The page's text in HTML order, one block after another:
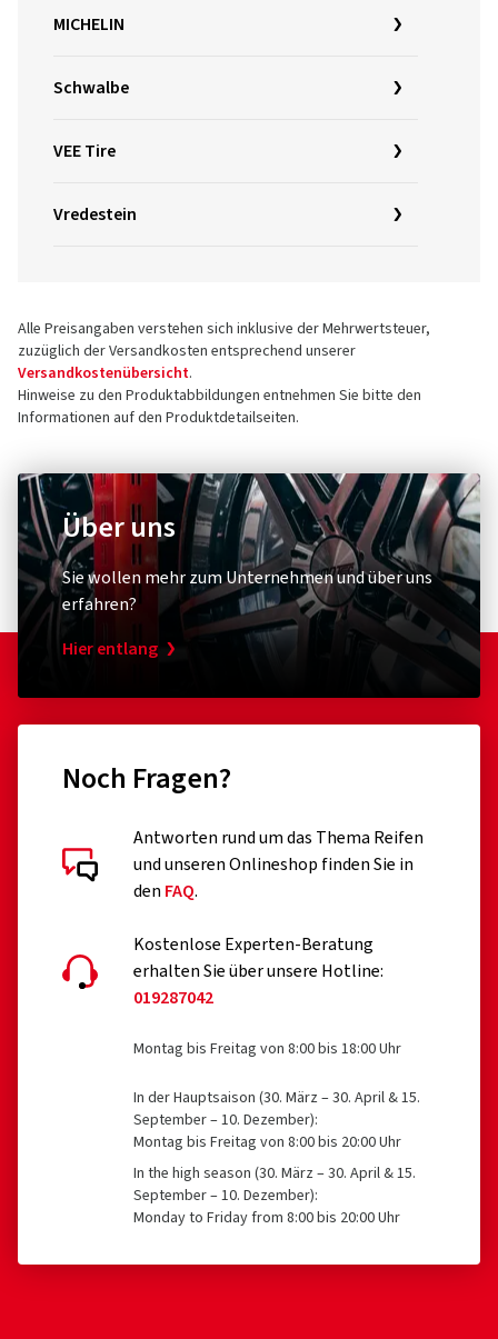
MICHELIN
Schwalbe
VEE Tire
Vredestein
Alle Preisangaben verstehen sich inklusive der Mehrwertsteuer,
zuzüglich der Versandkosten entsprechend unserer
Versandkostenübersicht.
Hinweise zu den Produktabbildungen entnehmen Sie bitte den
Informationen auf den Produktdetailseiten.
Über uns
Sie wollen mehr zum Unternehmen und über uns
erfahren?
Hier entlang
Noch Fragen?
Antworten rund um das Thema Reifen
und unseren Onlineshop finden Sie in
den FAQ.
Kostenlose Experten-Beratung
erhalten Sie über unsere Hotline:
019287042
Montag bis Freitag von 8:00 bis 18:00 Uhr
In der Hauptsaison (30. März – 30. April & 15.
September – 10. Dezember):
Montag bis Freitag von 8:00 bis 20:00 Uhr
In the high season (30. März – 30. April & 15.
September – 10. Dezember):
Monday to Friday from 8:00 bis 20:00 Uhr